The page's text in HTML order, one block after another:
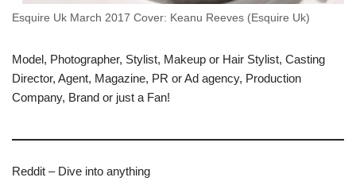
Esquire Uk March 2017 Cover: Keanu Reeves (Esquire Uk)
Model, Photographer, Stylist, Makeup or Hair Stylist, Casting
Director, Agent, Magazine, PR or Ad agency, Production
Company, Brand or just a Fan!
Reddit – Dive into anything